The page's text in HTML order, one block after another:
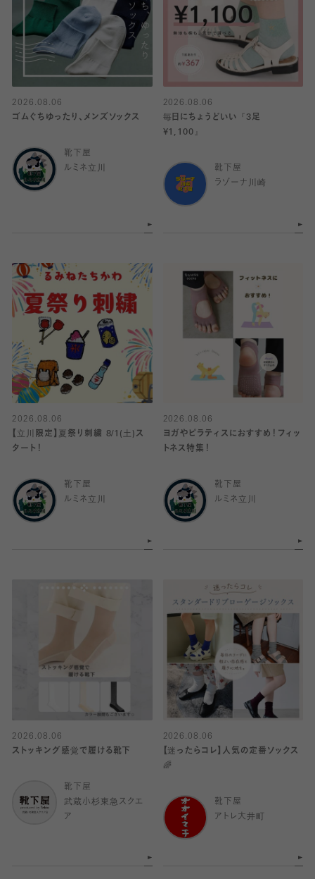
2026.08.06
ゴムぐちゆったり、メンズソックス
靴下屋
ルミネ立川
2026.08.06
毎日にちょうどいい『3足
¥1,100』
靴下屋
ラゾーナ川崎
2026.08.06
【立川限定】夏祭り刺繍 8/1(土)ス
タート！
靴下屋
ルミネ立川
2026.08.06
ヨガやピラティスにおすすめ！フィッ
トネス特集！
靴下屋
ルミネ立川
2026.08.06
ストッキング感覚で履ける靴下
靴下屋
武蔵小杉東急スクエ
ア
2026.08.06
【迷ったらコレ】人気の定番ソックス
🌈
靴下屋
アトレ大井町